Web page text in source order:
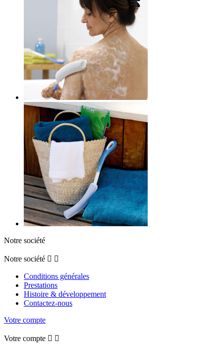
Notre société
Notre société  
Conditions générales
Prestations
Histoire & développement
Contactez-nous
Votre compte
Votre compte  